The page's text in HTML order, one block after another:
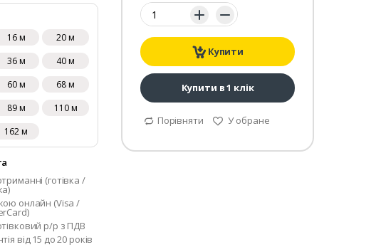
16 м
20 м
36 м
40 м
60 м
68 м
89 м
110 м
162 м
(готівка /
онлайн (Visa /
р/р з ПДВ
від 15 до 20 років
Кількість:
Купити
Купити в 1 клік
Порівняти У обране